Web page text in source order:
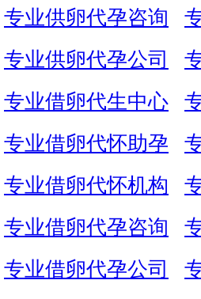
专业供卵代孕咨询
专业供卵代孕公司
专业借卵代生中心
专业借卵代怀助孕
专业借卵代怀机构
专业借卵代孕咨询
专业借卵代孕公司